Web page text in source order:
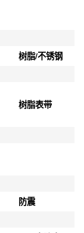
树脂/不锈钢
树脂表带
防震